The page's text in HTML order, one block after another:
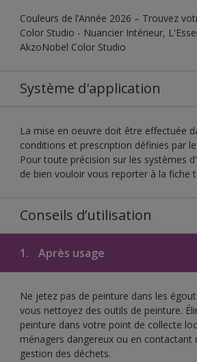
Couleurs de l’Année 2026 – Trouvez
Color Studio - Nuancier Intérieur,
AkzoNobel Color Studio
Système d'application
La mise en oeuvre doit être effectuée
conditions et prescription définies par
Pour toute précision sur les systèmes
de bien vouloir vous reporter à la fiche
Conseils d’utilisation
1. Après usage
Ne jetez pas de peinture dans les
vous nettoyez des outils de peinture.
peinture dans votre point de collecte
ménagers dangereux ou en contactant
gestion des déchets.